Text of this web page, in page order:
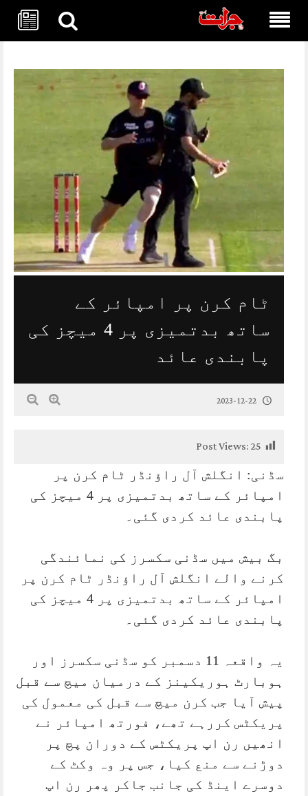
ٹام کرن پر امپائر کے
ساتھ بدتمیزی پر 4 میچز کی
پابندی عائد
2023-12-22
Post Views:25
سڈنی: انگلش آل راؤنڈر ٹام کرن پر
امپائر کے ساتھ بدتمیزی پر 4 میچز کی
پابندی عائد کردی گئی۔
بگ بیش میں سڈنی سکسرز کی نمائندگی
کرنے والے انگلش آل راؤنڈر ٹام کرن پر
امپائر کے ساتھ بدتمیزی پر 4 میچز کی
پابندی عائد کردی گئی۔
یہ واقعہ 11 دسمبر کو سڈنی سکسرز اور
ہوبارٹ ہوریکینز کے درمیان میچ سے قبل
پیش آیا جب کرن میچ سے قبل کی معمول کی
پریکٹس کررہے تھے، فورتھ امپائر نے
انھیں رن اپ پریکٹس کے دوران پچ پر
دوڑنے سے منع کیا، جس پر وہ وکٹ کے
دوسرے اینڈ کی جانب جاکر پھر رن اپ